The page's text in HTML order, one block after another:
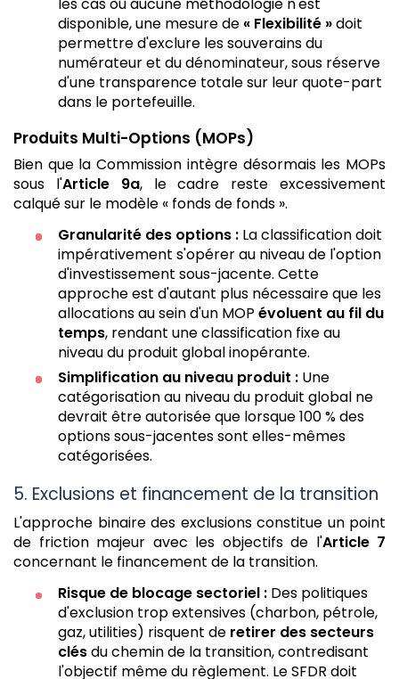
disponible, une mesure de « Flexibilité »doit
permettre d'exclure les souverains du
numérateur et du dénominateur, sous réserve
d'une transparence totale sur leur quote-part
dans le portefeuille.
Produits Multi-Options (MOPs)
Bien que la Commission intègre désormais les MOPs
sous l'Article 9a, le cadre reste excessivement
calqué sur le modèle « fonds de fonds ».
Granularité des options : La classification doit
impérativement s'opérer au niveau de l'option
d'investissement sous-jacente. Cette
approche est d'autant plus nécessaire que les
allocations au sein d'un MOP évoluent au fil du
temps, rendant une classification fixe au
niveau du produit global inopérante.
Simplification au niveau produit : Une
catégorisation au niveau du produit global ne
devrait être autorisée que lorsque 100 % des
options sous-jacentes sont elles-mêmes
catégorisées.
5. Exclusions et financement de la transition
L'approche binaire des exclusions constitue un point
de friction majeur avec les objectifs de l'Article 7
concernant le financement de la transition.
Risque de blocage sectoriel : Des politiques
d'exclusion trop extensives (charbon, pétrole,
gaz, utilities) risquent de retirer des secteurs
clésdu chemin de la transition, contredisant
l'objectif même du règlement. Le SFDR doit